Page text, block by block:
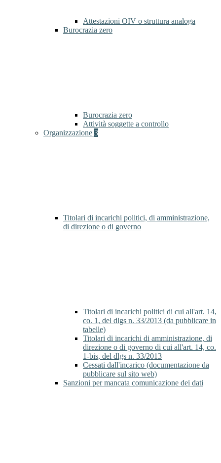
Attestazioni OIV o struttura analoga
Burocrazia zero
Burocrazia zero
Attività soggette a controllo
Organizzazione 3
Titolari di incarichi politici, di amministrazione,
di direzione o di governo
Titolari di incarichi politici di cui all'art. 14,
co. 1, del dlgs n. 33/2013 (da pubblicare in
tabelle)
Titolari di incarichi di amministrazione, di
direzione o di governo di cui all'art. 14, co.
1-bis, del dlgs n. 33/2013
Cessati dall'incarico (documentazione da
pubblicare sul sito web)
Sanzioni per mancata comunicazione dei dati